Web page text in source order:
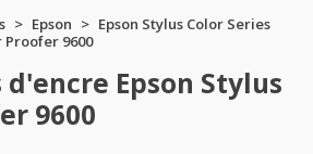
Epson
Epson Stylus Color Series
Proofer 9600
Epson Stylus
9600